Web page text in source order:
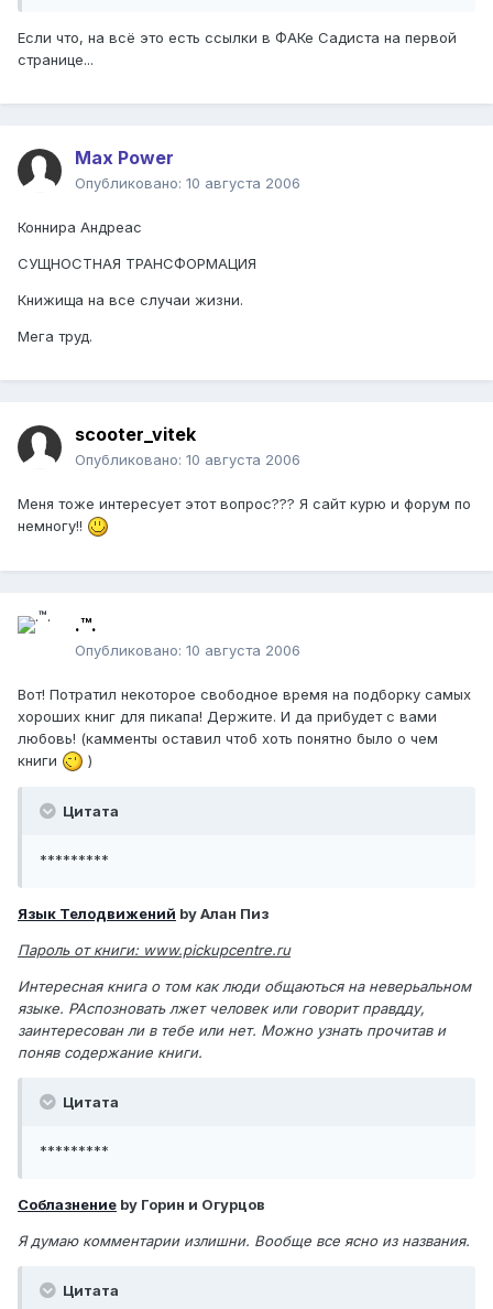
Если что, на всё это есть ссылки в ФАКе Садиста на первой
странице...
Max Power
Опубликовано: 10 августа 2006
Коннира Андреас
СУЩНОСТНАЯ ТРАНСФОРМАЦИЯ
Книжища на все случаи жизни.
Мега труд.
scooter_vitek
Опубликовано: 10 августа 2006
Меня тоже интересует этот вопрос??? Я сайт курю и форум по
немногу!!
.™.
Опубликовано: 10 августа 2006
Вот! Потратил некоторое свободное время на подборку самых
хороших книг для пикапа! Держите. И да прибудет с вами
любовь! (камменты оставил чтоб хоть понятно было о чем
книги
)
Цитата
*********
Язык Телодвижений by Алан Пиз
Пароль от книги: www.pickupcentre.ru
Интересная книга о том как люди общаються на неверьальном
языке. РАспозновать лжет человек или говорит правдду,
заинтересован ли в тебе или нет. Можно узнать прочитав и
поняв содержание книги.
Цитата
*********
Соблазнение by Горин и Огурцов
Я думаю комментарии излишни. Вообще все ясно из названия.
Цитата